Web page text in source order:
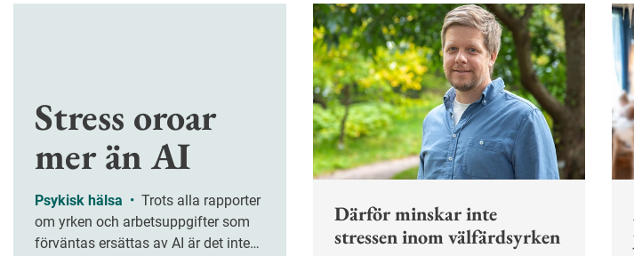
Stress oroar
mer än AI
Psykisk hälsa •
om yrken och arbetsuppgifter som
förväntas ersättas av AI är det inte
Därför minskar inte
stressen inom välfärdsyrken